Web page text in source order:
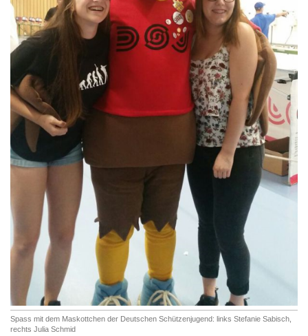
Spass mit dem Maskottchen der Deutschen Schützenjugend: links Stefanie Sabisch,
rechts Julia Schmid